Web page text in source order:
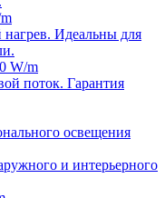
Идеальны для
W/m
поток. Гарантия
освещения
и интерьерного